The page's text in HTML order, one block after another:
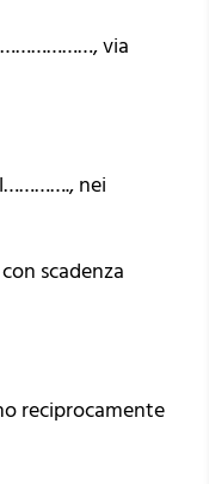
………………, via
nei
scadenza
reciprocamente